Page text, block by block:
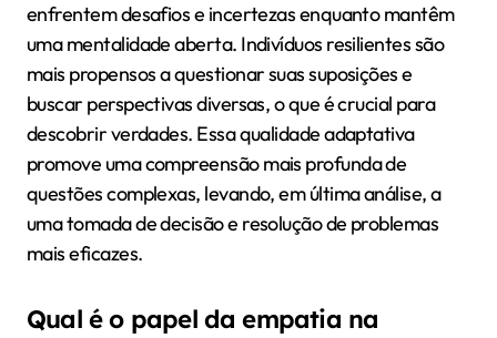
enfrentem desafios e incertezas enquanto mantêm
uma mentalidade aberta. Indivíduos resilientes são
mais propensos a questionar suas suposições e
buscar perspectivas diversas, o que é crucial para
descobrir verdades. Essa qualidade adaptativa
promove uma compreensão mais profunda de
questões complexas, levando, em última análise, a
uma tomada de decisão e resolução de problemas
mais eficazes.
Qual é o papel da empatia na